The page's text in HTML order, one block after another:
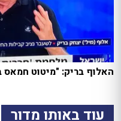
האלוף בריק: "מיטוט
עוד באותו מדור